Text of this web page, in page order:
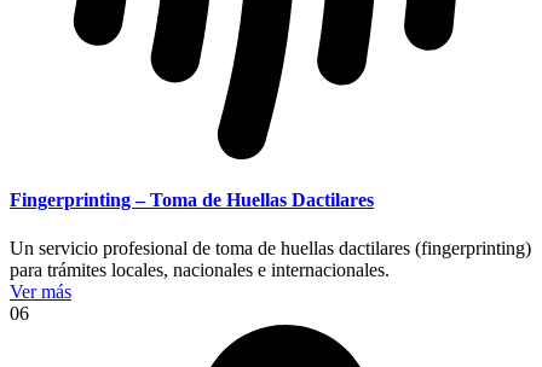
Fingerprinting – Toma de Huellas Dactilares
Un servicio profesional de toma de huellas dactilares (fingerprinting)
para trámites locales, nacionales e internacionales.
Ver más
06